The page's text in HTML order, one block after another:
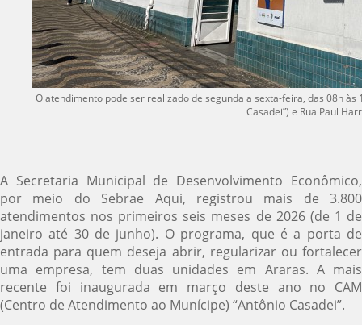
O atendimento pode ser realizado de segunda a sexta-feira, das 08h
Casadei”) e Rua Paul
A Secretaria Municipal de Desenvolvimento Econômico,
por meio do Sebrae Aqui, registrou mais de 3.800
atendimentos nos primeiros seis meses de 2026 (de 1 de
janeiro até 30 de junho). O programa, que é a porta de
entrada para quem deseja abrir, regularizar ou fortalecer
uma empresa, tem duas unidades em Araras. A mais
recente foi inaugurada em março deste ano no CAM
(Centro de Atendimento ao Munícipe) “Antônio Casadei”.